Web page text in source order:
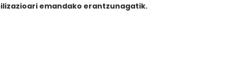
emandako erantzunagatik.